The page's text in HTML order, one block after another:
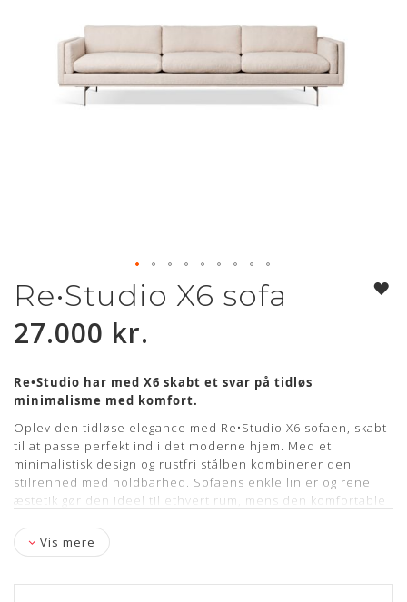
Gå
til
starten
af
Re•Studio X6 sofa
27.000 kr.
Re•Studio har med X6 skabt et svar på tidløs
minimalisme med komfort.
Oplev den tidløse elegance med Re•Studio X6 sofaen, skabt
til at passe perfekt ind i det moderne hjem. Med et
minimalistisk design og rustfri stålben kombinerer den
stilrenhed med holdbarhed. Sofaens enkle linjer og rene
æstetik gør den ideel til ethvert rum, mens den komfortable
Perfekt til dem, der søger en sofistikeret og funktionel
løsning til stuen.
Vis mere